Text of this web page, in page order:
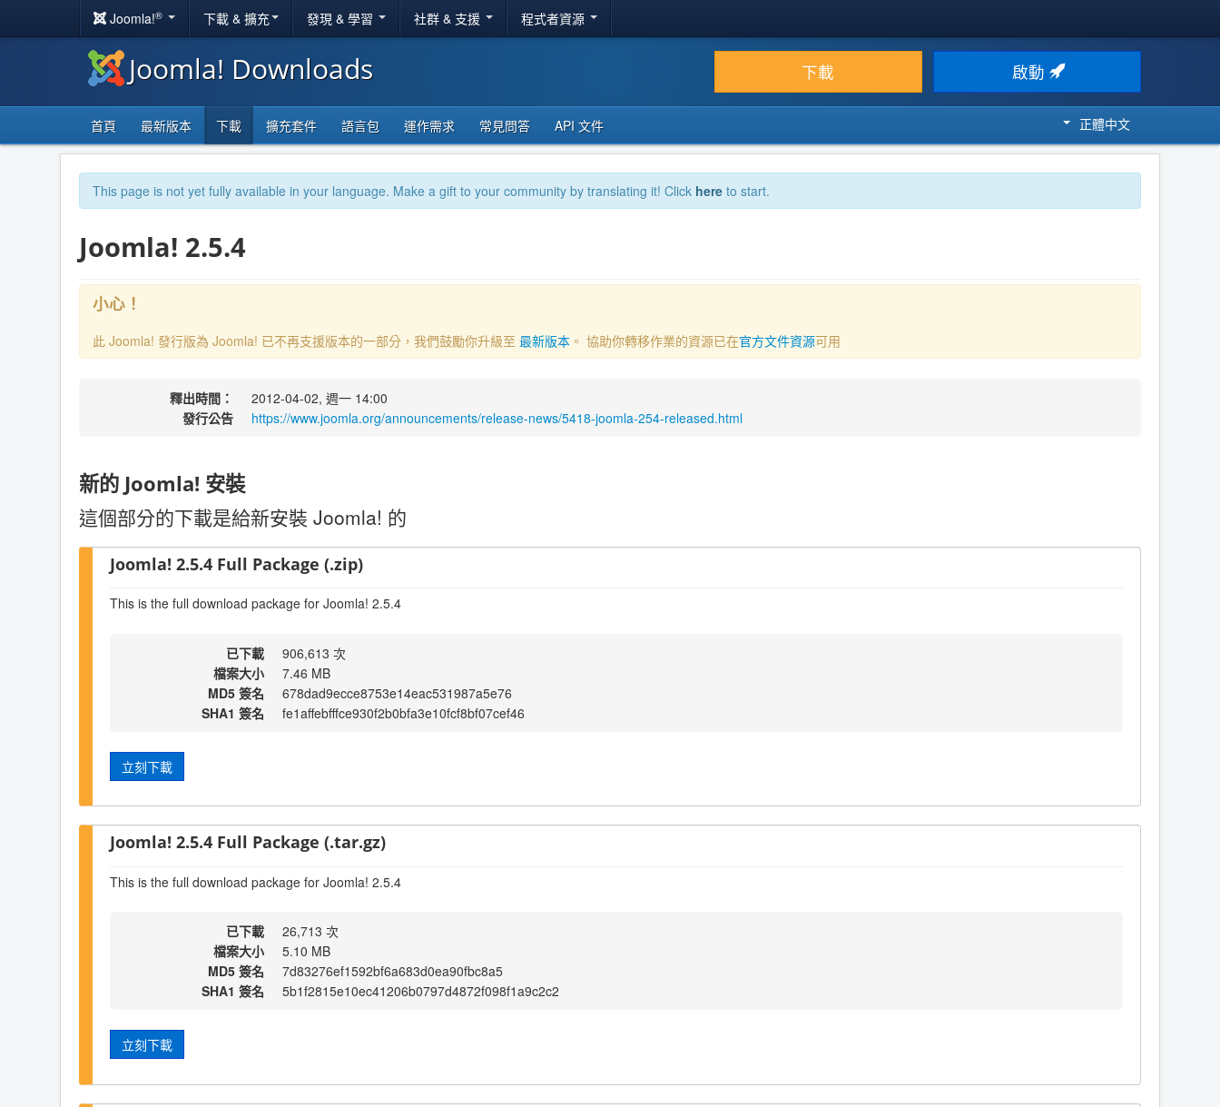
Joomla!® 下載 & 擴充 發現 & 學習 社群 & 支援 程式者資源
Joomla! Downloads 下載 啟動
首頁 最新版本 下載 擴充套件 語言包 運作需求 常見問答 API 文件 正體中文
This page is not yet fully available in your language. Make a gift to your community by translating it! Click here to start.
Joomla! 2.5.4
小心！
此 Joomla! 發行版為 Joomla! 已不再支援版本的一部分，我們鼓勵你升級至 最新版本 。 協助你轉移作業的資源已在官方文件資源可用
釋出時間：
2012-04-02, 週一 14:00
發行公告
https://www.joomla.org/announcements/release-news/5418-joomla-254-released.html
新的 Joomla! 安裝
這個部分的下載是給新安裝 Joomla! 的
Joomla! 2.5.4 Full Package (.zip)
This is the full download package for Joomla! 2.5.4
已下載
906,613 次
檔案大小
7.46 MB
MD5 簽名
678dad9ecce8753e14eac531987a5e76
SHA1 簽名
fe1affebfffce930f2b0bfa3e10fcf8bf07cef46
立刻下載
Joomla! 2.5.4 Full Package (.tar.gz)
This is the full download package for Joomla! 2.5.4
已下載
26,713 次
檔案大小
5.10 MB
MD5 簽名
7d83276ef1592bf6a683d0ea90fbc8a5
SHA1 簽名
5b1f2815e10ec41206b0797d4872f098f1a9c2c2
立刻下載